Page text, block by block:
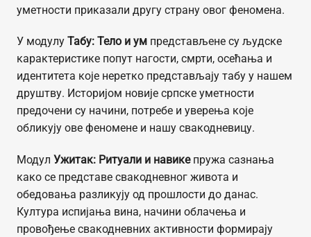
уметности приказали другу страну овог феномена.
У модулу Табу: Тело и умпредстављене су људске
карактеристике попут нагости, смрти, осећања и
идентитета које неретко представљају табу у нашем
друштву. Историјом новије српске уметности
предочени су начини, потребе и уверења које
обликују ове феномене и нашу свакодневицу.
Модул Ужитак: Ритуали и навикепружа сазнања
како се представе свакодневног живота и
обедовања разликују од прошлости до данас.
Култура испијања вина, начини облачења и
провођење свакодневних активности формирају